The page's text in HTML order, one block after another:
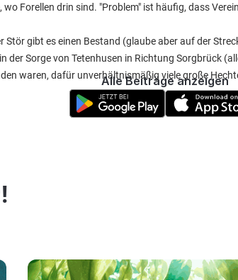
Forellen drin sind. "Problem" ist häufig, dass
Stör gibt es einen Bestand (glaube aber auf der
der Sorge von Tetenhusen in Richtung Sorgbrück
waren, dafür unverhältnismäßig viele große
Alle Beiträge anzeigen